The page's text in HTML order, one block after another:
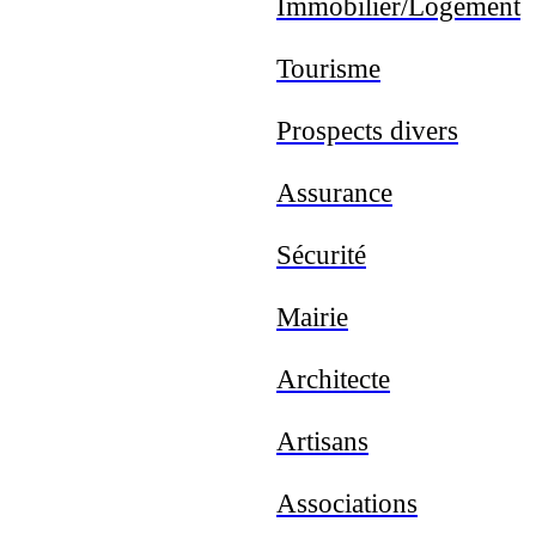
Immobilier/Logement
Tourisme
Prospects divers
Assurance
Sécurité
Mairie
Architecte
Artisans
Associations